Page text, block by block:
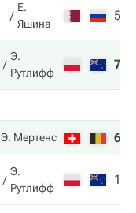
Е.
Яшина
5
Э.
Рутлифф
7
Э. Мертенс 6
Э.
Рутлифф
1